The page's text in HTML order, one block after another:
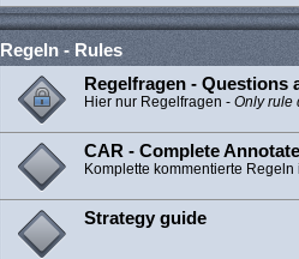
Regeln - Rules
Regelfragen - Questions
Hier nur Regelfragen - Only rule
CAR - Complete
Komplette kommentierte Regeln
Strategy guide